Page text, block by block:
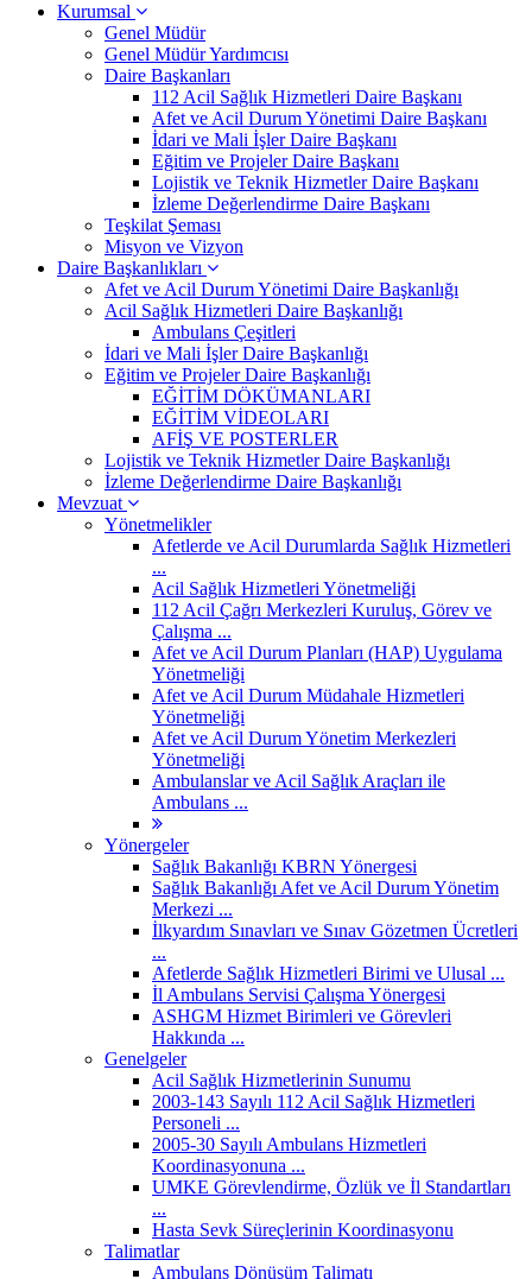
Kurumsal
Genel Müdür
Genel Müdür Yardımcısı
Daire Başkanları
112 Acil Sağlık Hizmetleri Daire Başkanı
Afet ve Acil Durum Yönetimi Daire Başkanı
İdari ve Mali İşler Daire Başkanı
Eğitim ve Projeler Daire Başkanı
Lojistik ve Teknik Hizmetler Daire Başkanı
İzleme Değerlendirme Daire Başkanı
Teşkilat Şeması
Misyon ve Vizyon
Daire Başkanlıkları
Afet ve Acil Durum Yönetimi Daire Başkanlığı
Acil Sağlık Hizmetleri Daire Başkanlığı
Ambulans Çeşitleri
İdari ve Mali İşler Daire Başkanlığı
Eğitim ve Projeler Daire Başkanlığı
EĞİTİM DÖKÜMANLARI
EĞİTİM VİDEOLARI
AFİŞ VE POSTERLER
Lojistik ve Teknik Hizmetler Daire Başkanlığı
İzleme Değerlendirme Daire Başkanlığı
Mevzuat
Yönetmelikler
Afetlerde ve Acil Durumlarda Sağlık Hizmetleri
...
Acil Sağlık Hizmetleri Yönetmeliği
112 Acil Çağrı Merkezleri Kuruluş, Görev ve
Çalışma ...
Afet ve Acil Durum Planları (HAP) Uygulama
Yönetmeliği
Afet ve Acil Durum Müdahale Hizmetleri
Yönetmeliği
Afet ve Acil Durum Yönetim Merkezleri
Yönetmeliği
Ambulanslar ve Acil Sağlık Araçları ile
Ambulans ...
Yönergeler
Sağlık Bakanlığı KBRN Yönergesi
Sağlık Bakanlığı Afet ve Acil Durum Yönetim
Merkezi ...
İlkyardım Sınavları ve Sınav Gözetmen Ücretleri
...
Afetlerde Sağlık Hizmetleri Birimi ve Ulusal ...
İl Ambulans Servisi Çalışma Yönergesi
ASHGM Hizmet Birimleri ve Görevleri
Hakkında ...
Genelgeler
Acil Sağlık Hizmetlerinin Sunumu
2003-143 Sayılı 112 Acil Sağlık Hizmetleri
Personeli ...
2005-30 Sayılı Ambulans Hizmetleri
Koordinasyonuna ...
UMKE Görevlendirme, Özlük ve İl Standartları
...
Hasta Sevk Süreçlerinin Koordinasyonu
Talimatlar
Ambulans Dönüşüm Talimatı